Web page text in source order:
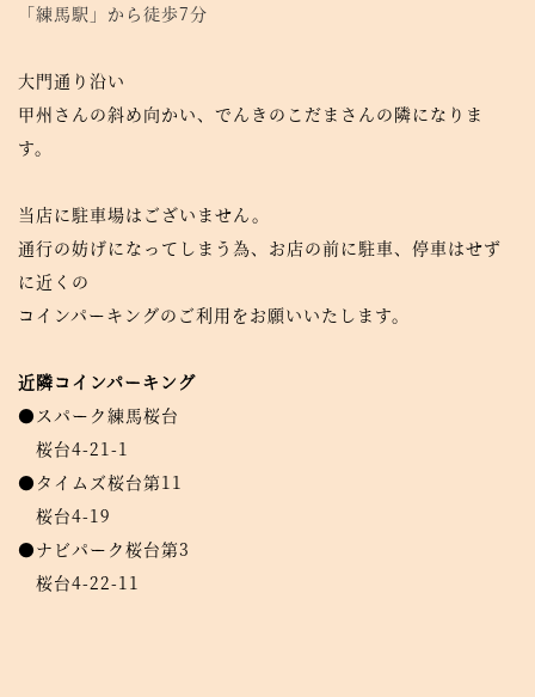
「練馬駅」から徒歩7分
大門通り沿い
甲州さんの斜め向かい、でんきのこだまさんの隣になりま
す。
当店に駐車場はございません。
通行の妨げになってしまう為、お店の前に駐車、停車はせず
に近くの
コインパーキングのご利用をお願いいたします。
近隣コインパーキング
●スパーク練馬桜台
桜台4-21-1
●タイムズ桜台第11
桜台4-19
●ナビパーク桜台第3
桜台4-22-11